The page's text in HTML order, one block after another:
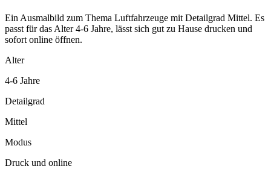
Ein Ausmalbild zum Thema Luftfahrzeuge mit Detailgrad Mittel. Es
passt für das Alter 4-6 Jahre, lässt sich gut zu Hause drucken und
sofort online öffnen.
Alter
4-6 Jahre
Detailgrad
Mittel
Modus
Druck und online